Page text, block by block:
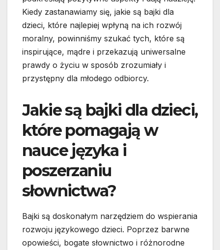
Kiedy zastanawiamy się, jakie są bajki dla
dzieci, które najlepiej wpłyną na ich rozwój
moralny, powinniśmy szukać tych, które są
inspirujące, mądre i przekazują uniwersalne
prawdy o życiu w sposób zrozumiały i
przystępny dla młodego odbiorcy.
Jakie są bajki dla dzieci,
które pomagają w
nauce języka i
poszerzaniu
słownictwa?
Bajki są doskonałym narzędziem do wspierania
rozwoju językowego dzieci. Poprzez barwne
opowieści, bogate słownictwo i różnorodne